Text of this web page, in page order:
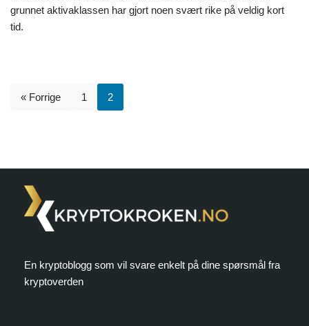
grunnet aktivaklassen har gjort noen svært rike på veldig kort
tid.
« Forrige 1 2
En kryptoblogg som vil svare enkelt på dine spørsmål fra
kryptoverden